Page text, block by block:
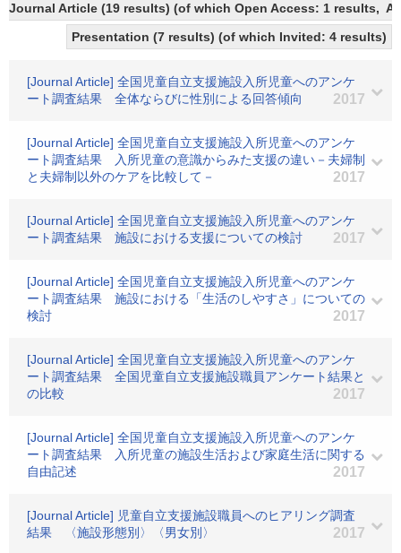
Journal Article (19 results) (of which Open Access: 1 results,
Presentation (7 results) (of which Invited: 4 results)
[Journal Article] 全国児童自立支援施設入所児童へのアンケ
ート調査結果 全体ならびに性別による回答傾向
2017
[Journal Article] 全国児童自立支援施設入所児童へのアンケ
ート調査結果 入所児童の意識からみた支援の違い－夫婦制
と夫婦制以外のケアを比較して－
2017
[Journal Article] 全国児童自立支援施設入所児童へのアンケ
ート調査結果 施設における支援についての検討
2017
[Journal Article] 全国児童自立支援施設入所児童へのアンケ
ート調査結果 施設における「生活のしやすさ」についての
検討
2017
[Journal Article] 全国児童自立支援施設入所児童へのアンケ
ート調査結果 全国児童自立支援施設職員アンケート結果と
の比較
2017
[Journal Article] 全国児童自立支援施設入所児童へのアンケ
ート調査結果 入所児童の施設生活および家庭生活に関する
自由記述
2017
[Journal Article] 児童自立支援施設職員へのヒアリング調査
結果 〈施設形態別〉〈男女別〉
2017